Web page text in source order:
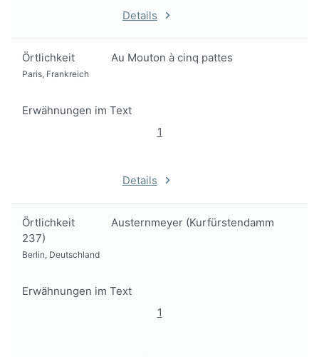
Details
Örtlichkeit Au Mouton à cinq pattes
Paris, Frankreich
Erwähnungen im Text
1
Details
Örtlichkeit
Austernmeyer (Kurfürstendamm
237)
Berlin, Deutschland
Erwähnungen im Text
1